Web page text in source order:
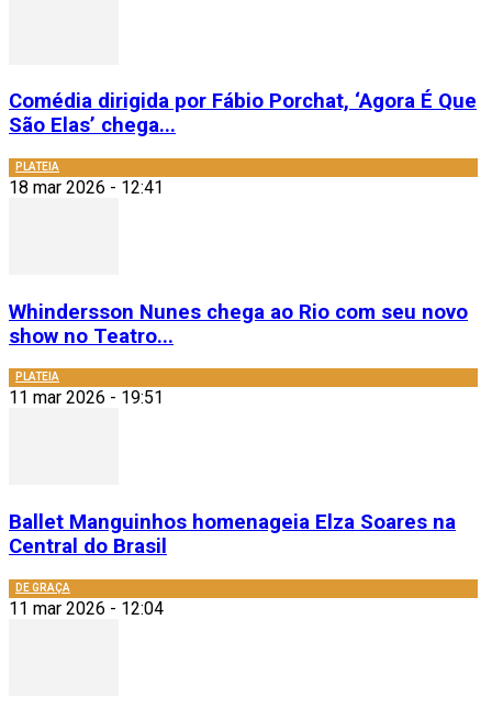
Comédia dirigida por Fábio Porchat, ‘Agora É Que
São Elas’ chega...
PLATEIA
18 mar 2026 - 12:41
Whindersson Nunes chega ao Rio com seu novo
show no Teatro...
PLATEIA
11 mar 2026 - 19:51
Ballet Manguinhos homenageia Elza Soares na
Central do Brasil
DE GRAÇA
11 mar 2026 - 12:04